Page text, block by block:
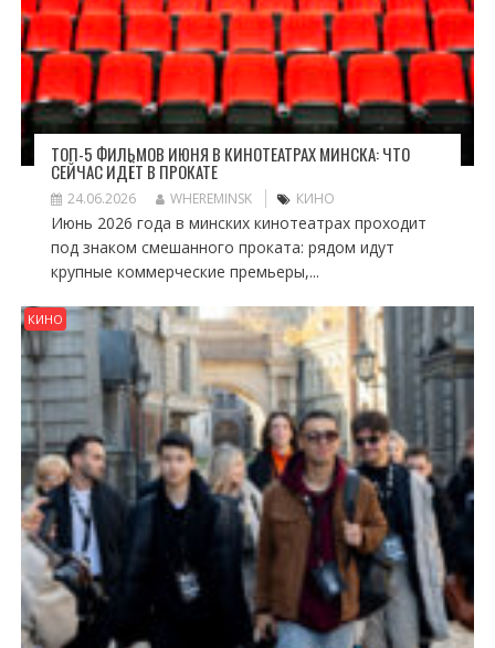
ТОП-5 ФИЛЬМОВ ИЮНЯ В КИНОТЕАТРАХ МИНСКА: ЧТО
СЕЙЧАС ИДЁТ В ПРОКАТЕ
24.06.2026 WHEREMINSK КИНО
Июнь 2026 года в минских кинотеатрах проходит
под знаком смешанного проката: рядом идут
крупные коммерческие премьеры,...
КИНО